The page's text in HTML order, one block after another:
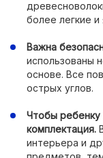
более легкие
Важна
использованы
основе. Все
острых углов.
Чтобы ребенку
комплектация.
интерьера и